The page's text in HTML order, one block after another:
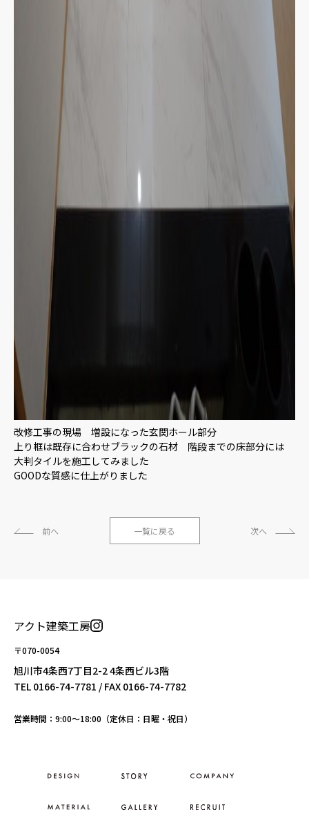
改修工事の現場 増設になった玄関ホール部分
上り框は既存に合わせブラックの石材 階段までの床部分には
大判タイルを施工してみました
GOODな質感に仕上がりました
前へ 一覧に戻る 次へ
アクト建築工房
〒070-0054
旭川市4条西7丁目2-2 4条西ビル3階
TEL 0166-74-7781 / FAX 0166-74-7782
営業時間：9:00〜18:00（定休日：日曜・祝日）